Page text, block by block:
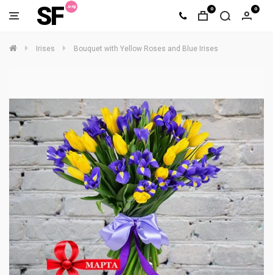
SF 0 0
Irises Bouquet with Yellow Roses and Blue Irises